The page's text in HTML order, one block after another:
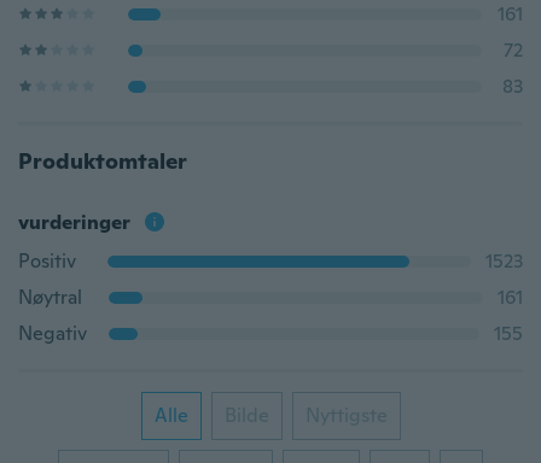
161
72
83
Produktomtaler
vurderinger
Positiv
1523
Nøytral
161
Negativ
155
Alle Bilde Nyttigste